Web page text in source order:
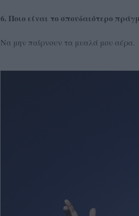
6. Ποιο είναι το σπουδαιότερο
Να μην παίρνουν τα μυαλά μου αέρα.